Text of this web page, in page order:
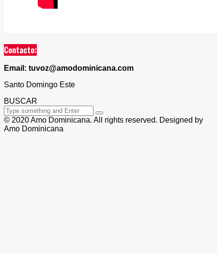
Contacto:
Email: tuvoz@amodominicana.com
Santo Domingo Este
BUSCAR
© 2020 Amo Dominicana. All rights reserved. Designed by
Amo Dominicana